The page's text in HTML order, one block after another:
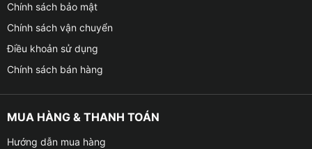
Chính sách bảo mật
Chính sách vận chuyển
Điều khoản sử dụng
Chính sách bán hàng
MUA HÀNG & THANH TOÁN
Hướng dẫn mua hàng